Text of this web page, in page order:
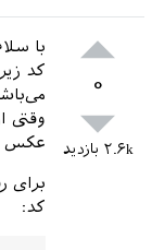
۰
۲.۶k بازدید
با
کد
وقتی
عکس
برای
کد: